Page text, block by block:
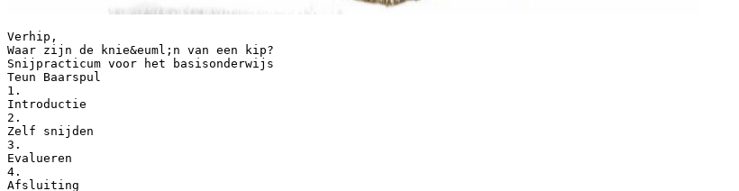
Verhip,
Waar zijn de knie&euml;n van een kip?
Snijpracticum voor het basisonderwijs
Teun Baarspul
1.
Introductie
2.
Zelf snijden
3.
Evalueren
4.
Afsluiting